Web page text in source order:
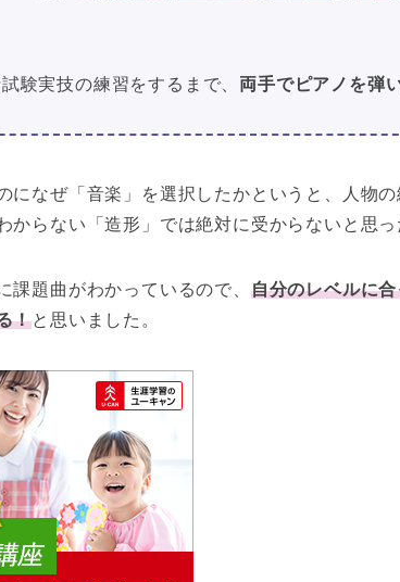
試験実技の練習をするまで、 両手でピアノを弾
になぜ「音楽」を選択したかというと、人物の
からない「造形」では絶対に受からないと思っ
課題曲がわかっているので、 自分のレベルに
！と思いました。